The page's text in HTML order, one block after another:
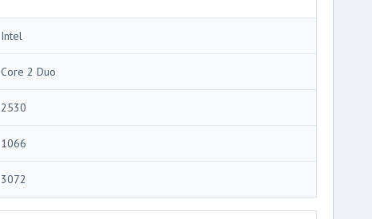
Intel
Core 2 Duo
2530
1066
3072